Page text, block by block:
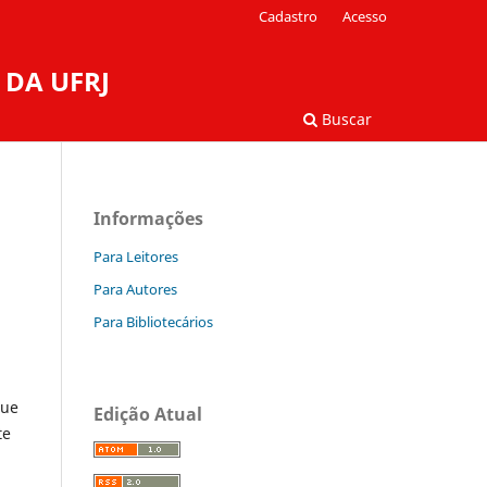
UFRJ
Buscar
Cadastro Acesso
Informações
Para Leitores
Para Autores
Para Bibliotecários
Edição Atual